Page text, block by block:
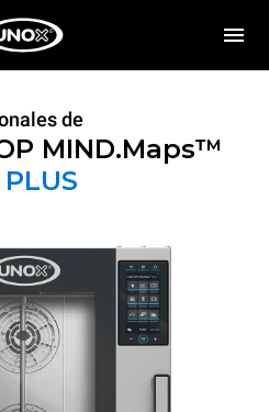
de
MIND.Maps™
PLUS